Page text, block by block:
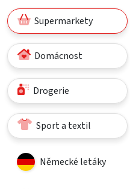
Supermarkety
Domácnost
Drogerie
Sport a textil
Německé letáky